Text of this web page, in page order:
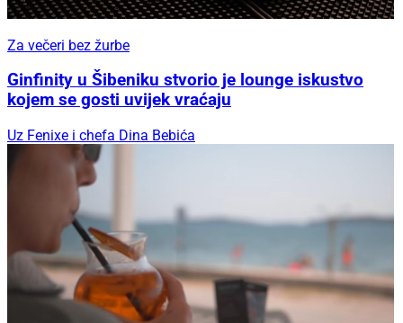
Za večeri bez žurbe
Ginfinity u Šibeniku stvorio je lounge iskustvo
kojem se gosti uvijek vraćaju
Uz Fenixe i chefa Dina Bebića